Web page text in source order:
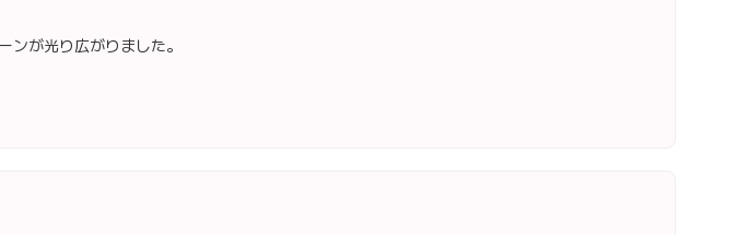
が光り広がりました。